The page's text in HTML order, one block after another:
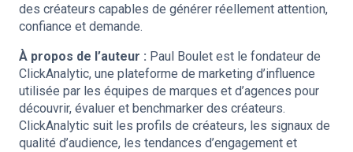
des créateurs capables de générer réellement attention,
confiance et demande.
À propos de l’auteur : Paul Boulet est le fondateur de
ClickAnalytic, une plateforme de marketing d’influence
utilisée par les équipes de marques et d’agences pour
découvrir, évaluer et benchmarker des créateurs.
ClickAnalytic suit les profils de créateurs, les signaux de
qualité d’audience, les tendances d’engagement et